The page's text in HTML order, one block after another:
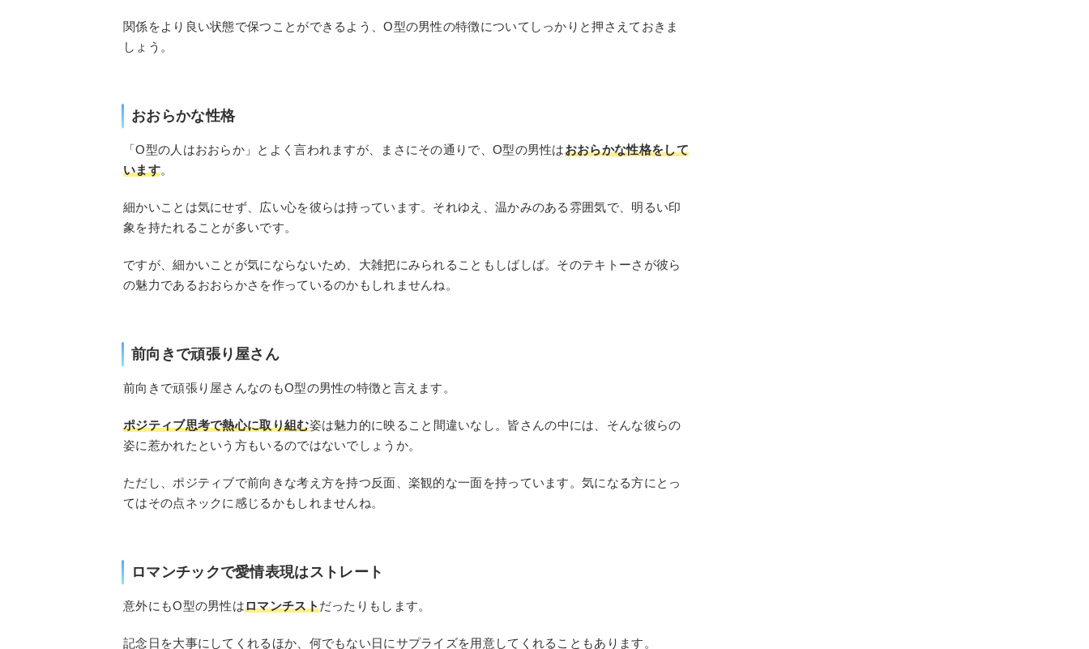
関係をより良い状態で保つことができるよう、O型の男性の特徴についてしっかりと押さえておきま
しょう。
おおらかな性格
「O型の人はおおらか」とよく言われますが、まさにその通りで、O型の男性はおおらかな性格をして
います。
細かいことは気にせず、広い心を彼らは持っています。それゆえ、温かみのある雰囲気で、明るい印
象を持たれることが多いです。
ですが、細かいことが気にならないため、大雑把にみられることもしばしば。そのテキトーさが彼ら
の魅力であるおおらかさを作っているのかもしれませんね。
前向きで頑張り屋さん
前向きで頑張り屋さんなのもO型の男性の特徴と言えます。
ポジティブ思考で熱心に取り組む姿は魅力的に映ること間違いなし。皆さんの中には、そんな彼らの
姿に惹かれたという方もいるのではないでしょうか。
ただし、ポジティブで前向きな考え方を持つ反面、楽観的な一面を持っています。気になる方にとっ
てはその点ネックに感じるかもしれませんね。
ロマンチックで愛情表現はストレート
意外にもO型の男性はロマンチストだったりもします。
記念日を大事にしてくれるほか、何でもない日にサプライズを用意してくれることもあります。